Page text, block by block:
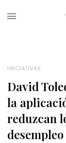
INICIATIVAS
David
la
reduzcan